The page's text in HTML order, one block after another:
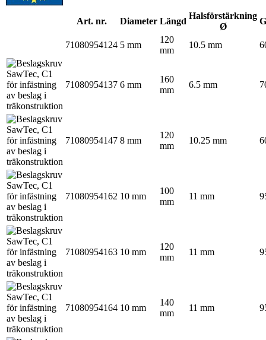
Art. nr. Diameter Längd
Halsförstärkning
Ø
71080954124 5 mm
120
mm
10.5 mm
71080954137 6 mm
160
mm
6.5 mm
71080954147 8 mm
120
mm
10.25 mm
71080954162 10 mm
100
mm
11 mm
71080954163 10 mm
120
mm
11 mm
71080954164 10 mm
140
mm
11 mm